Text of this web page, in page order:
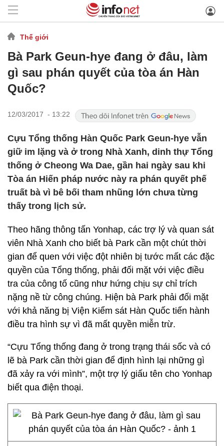
Thế giới
Bà Park Geun-hye đang ở đâu, làm
gì sau phán quyết của tòa án Hàn
Quốc?
12/03/2017 - 13:22
Cựu Tổng thống Hàn Quốc Park Geun-hye vẫn
giữ im lặng và ở trong Nhà Xanh, dinh thự Tổng
thống ở Cheong Wa Dae, gần hai ngày sau khi
Tòa án Hiến pháp nước này ra phán quyết phế
truất bà vì bê bối tham nhũng lớn chưa từng
thấy trong lịch sử.
Theo hãng thông tấn Yonhap, các trợ lý và quan sát
viên Nhà Xanh cho biết bà Park cần một chút thời
gian để quen với việc đột nhiên bị tước mất các đặc
quyền của Tổng thống, phải đối mặt với việc điều
tra của công tố cũng như hứng chịu sự chỉ trích
nặng nề từ công chúng. Hiện bà Park phải đối mặt
với khả năng bị Viện Kiểm sát Hàn Quốc tiến hành
điều tra hình sự vì đã mất quyền miễn trừ.
“Cựu Tổng thống đang ở trong trạng thái sốc và có
lẽ bà Park cần thời gian để định hình lại những gì
đã xảy ra với mình”, một trợ lý giấu tên cho Yonhap
biết qua điện thoại.